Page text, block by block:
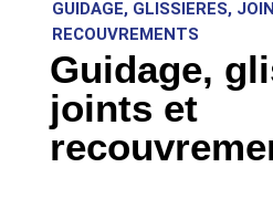
GUIDAGE, GLISSIERES,
RECOUVREMENTS
Guidage,
joints et